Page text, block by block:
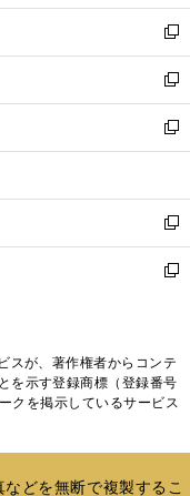
開
く
ウ
で
開
く
ン
ド
ウ
で
開
く
ウ
ィ
ン
ド
ウ
で
開
し
い
ウ
ィ
ン
ド
ウ
開
く
新
し
い
ウ
ィ
ン
ウ
で
開
く
新
し
い
ウ
ン
ド
ウ
で
新
し
ウ
ィ
ン
ド
く
新
し
い
ド
ウ
で
新
ィ
ン
ド
開
スが、著作権者からコンテ
を示す登録商標（登録番号
クを掲示しているサービス
どを無断で複製するこ